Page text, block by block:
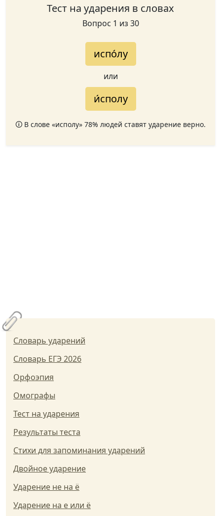
Тест на ударения в словах
Вопрос 1 из 30
испо́лу
или
и́сполу
🛈 В слове «исполу» 78% людей ставят ударение верно.
Словарь ударений
Словарь ЕГЭ 2026
Орфоэпия
Омографы
Тест на ударения
Результаты теста
Стихи для запоминания ударений
Двойное ударение
Ударение не на ё
Ударение на е или ё